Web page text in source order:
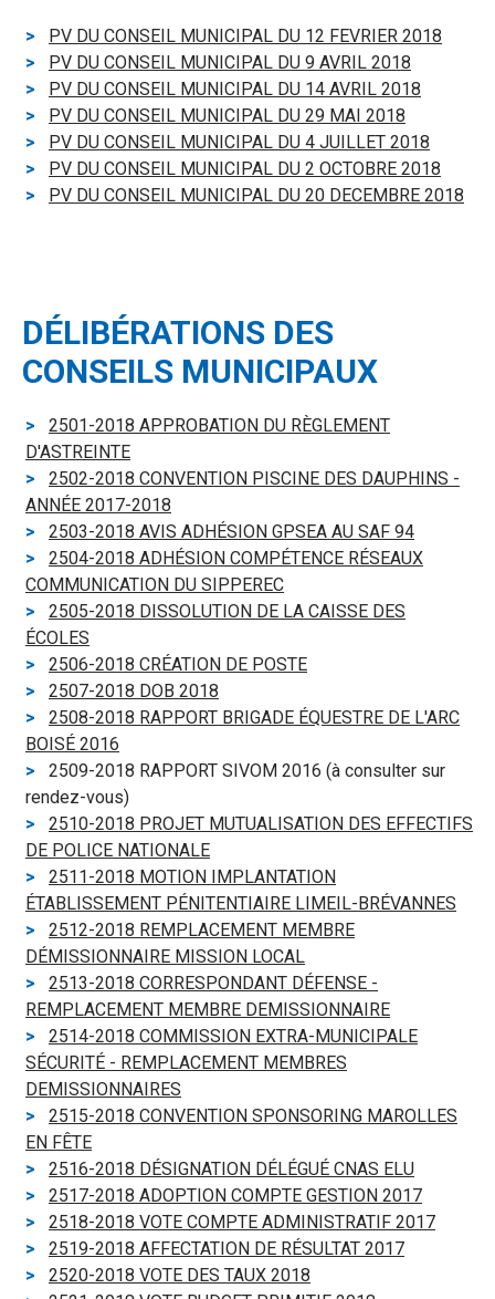
PV DU CONSEIL MUNICIPAL DU 12 FEVRIER 2018
PV DU CONSEIL MUNICIPAL DU 9 AVRIL 2018
PV DU CONSEIL MUNICIPAL DU 14 AVRIL 2018
PV DU CONSEIL MUNICIPAL DU 29 MAI 2018
PV DU CONSEIL MUNICIPAL DU 4 JUILLET 2018
PV DU CONSEIL MUNICIPAL DU 2 OCTOBRE 2018
PV DU CONSEIL MUNICIPAL DU 20 DECEMBRE 2018
DÉLIBÉRATIONS DES
CONSEILS MUNICIPAUX
2501-2018 APPROBATION DU RÈGLEMENT
D'ASTREINTE
2502-2018 CONVENTION PISCINE DES DAUPHINS -
ANNÉE 2017-2018
2503-2018 AVIS ADHÉSION GPSEA AU SAF 94
2504-2018 ADHÉSION COMPÉTENCE RÉSEAUX
COMMUNICATION DU SIPPEREC
2505-2018 DISSOLUTION DE LA CAISSE DES
ÉCOLES
2506-2018 CRÉATION DE POSTE
2507-2018 DOB 2018
2508-2018 RAPPORT BRIGADE ÉQUESTRE DE L'ARC
BOISÉ 2016
2509-2018 RAPPORT SIVOM 2016 (à consulter sur
rendez-vous)
2510-2018 PROJET MUTUALISATION DES EFFECTIFS
DE POLICE NATIONALE
2511-2018 MOTION IMPLANTATION
ÉTABLISSEMENT PÉNITENTIAIRE LIMEIL-BRÉVANNES
2512-2018 REMPLACEMENT MEMBRE
DÉMISSIONNAIRE MISSION LOCAL
2513-2018 CORRESPONDANT DÉFENSE -
REMPLACEMENT MEMBRE DEMISSIONNAIRE
2514-2018 COMMISSION EXTRA-MUNICIPALE
SÉCURITÉ - REMPLACEMENT MEMBRES
DEMISSIONNAIRES
2515-2018 CONVENTION SPONSORING MAROLLES
EN FÊTE
2516-2018 DÉSIGNATION DÉLÉGUÉ CNAS ELU
2517-2018 ADOPTION COMPTE GESTION 2017
2518-2018 VOTE COMPTE ADMINISTRATIF 2017
2519-2018 AFFECTATION DE RÉSULTAT 2017
2520-2018 VOTE DES TAUX 2018